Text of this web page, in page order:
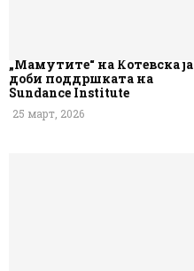
„Мамутите“ на Котевска ја
доби поддршката на
Sundance Institute
25 март, 2026